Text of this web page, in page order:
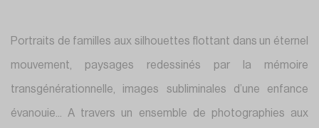
Portraits de familles aux silhouettes flottant dans un éternel
mouvement, paysages redessinés par la mémoire
transgénérationnelle, images subliminales d’une enfance
évanouie... A travers un ensemble de photographies aux